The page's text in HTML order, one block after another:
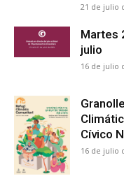
21 de julio
Martes
julio
16 de julio
Cívico
16 de julio